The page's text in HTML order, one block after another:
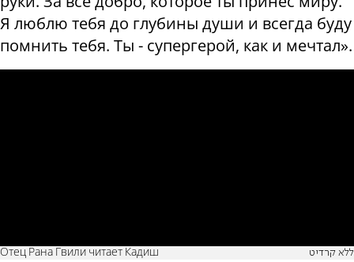
Я люблю тебя до глубины души и всегда буду
помнить тебя. Ты - супергерой, как и мечтал».
Отец Рана Гвили читает Кадиш ללא קרדיט